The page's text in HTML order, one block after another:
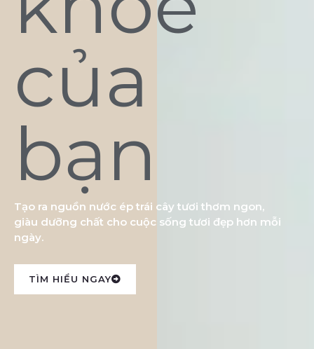
của
bạn
Tạo ra nguồn nước ép trái cây tươi thơm ngon,
giàu dưỡng chất cho cuộc sống tươi đẹp hơn mỗi
ngày.
TÌM HIỂU NGAY